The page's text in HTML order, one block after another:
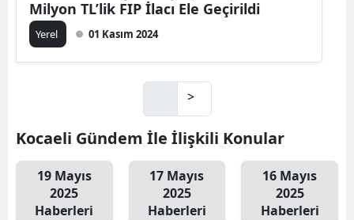
Milyon TL’lik FIP İlacı Ele Geçirildi
Yerel 01 Kasım 2024
>
Kocaeli Gündem İle İlişkili Konular
19 Mayıs
2025
Haberleri
17 Mayıs
2025
Haberleri
16 Mayıs
2025
Haberleri